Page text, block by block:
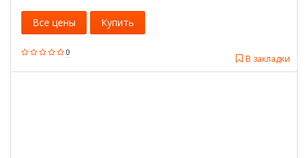
0
В закладки
Все цены Купить